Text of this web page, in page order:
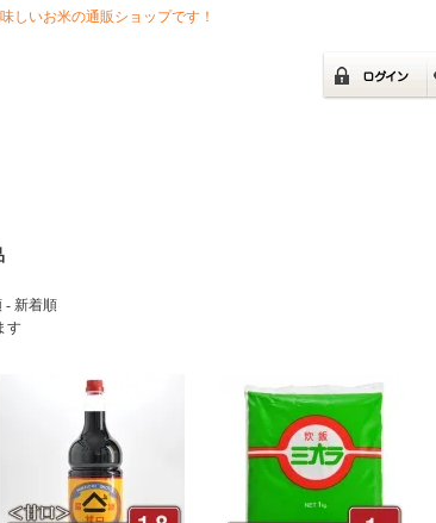
しいお米の通販ショップです！
- 新着順
す